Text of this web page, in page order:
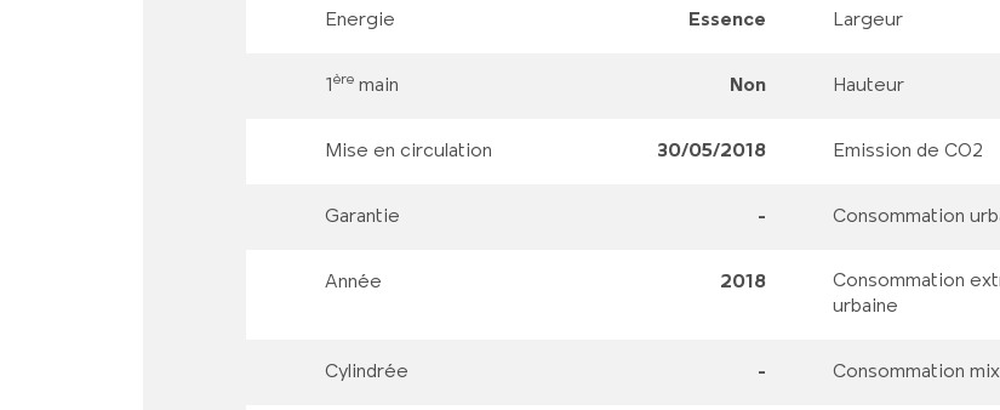
Energie Essence Largeur
1 ère main Non Hauteur
Mise en circulation 30/05/2018 Emission de CO2
Garantie - Consommation
Année 2018
Consommation
urbaine
Cylindrée - Consommation